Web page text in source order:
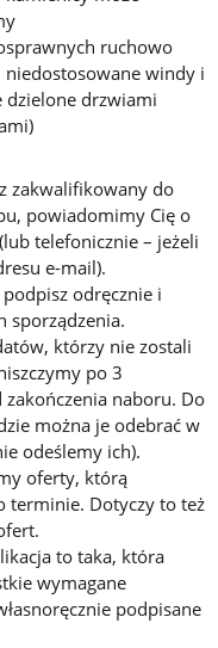
ruchowo
windy i
dzielone drzwiami
zakwalifikowany do
powiadomimy Cię o
telefonicznie – jeżeli
e-mail).
odręcznie i
sporządzenia.
którzy nie zostali
po 3
zakończenia naboru. Do
można je odebrać w
odeślemy ich).
oferty, którą
terminie. Dotyczy to też
to taka, która
wymagane
podpisane